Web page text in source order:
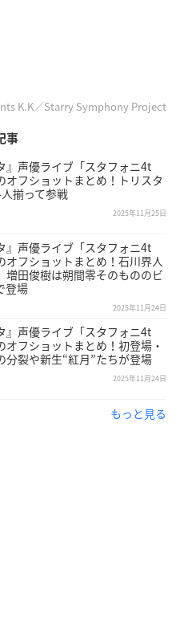
K.K／Starry Symphony Project
事
』声優ライブ「スタフォニ4t
オフショットまとめ！トリスタ
揃って参戦
2025年11月25日
』声優ライブ「スタフォニ4t
オフショットまとめ！石川界人
増田俊樹は朔間零そのもののビ
登場
2025年11月24日
』声優ライブ「スタフォニ4t
オフショットまとめ！初登場・
分裂や新生“紅月”たちが登場
2025年11月24日
もっと見る